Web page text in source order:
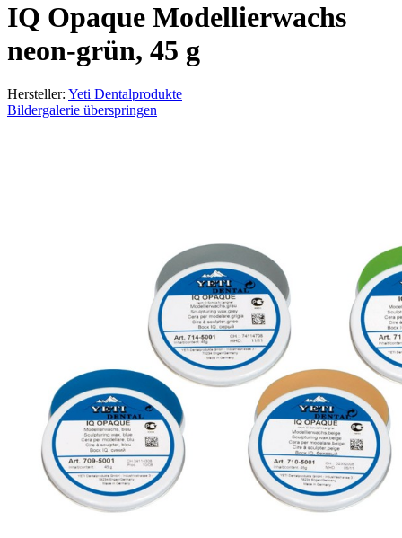
IQ Opaque Modellierwachs
neon-grün, 45 g
Hersteller: Yeti Dentalprodukte
Bildergalerie überspringen